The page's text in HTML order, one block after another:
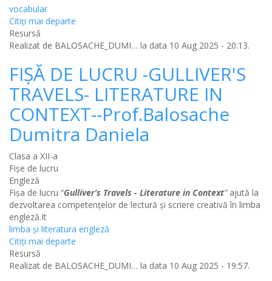
vocabular
Citiţi mai departe
Resursă
Realizat de BALOSACHE_DUMI… la data 10 Aug 2025 - 20:13.
FIȘĂ DE LUCRU -GULLIVER'S
TRAVELS- LITERATURE IN
CONTEXT--Prof.Balosache
Dumitra Daniela
Clasa a XII-a
Fișe de lucru
Engleză
Fișa de lucru “Gulliver’s Travels - Literature in Context” ajută la
dezvoltarea competențelor de lectură și scriere creativă în limba
engleză.It
limba și literatura engleză
Citiţi mai departe
Resursă
Realizat de BALOSACHE_DUMI… la data 10 Aug 2025 - 19:57.